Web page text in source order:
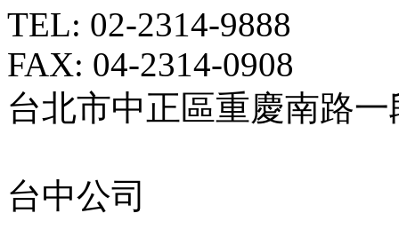
TEL: 02-2314-9888
FAX: 04-2314-0908
台北市中正區重慶南路一
台中公司